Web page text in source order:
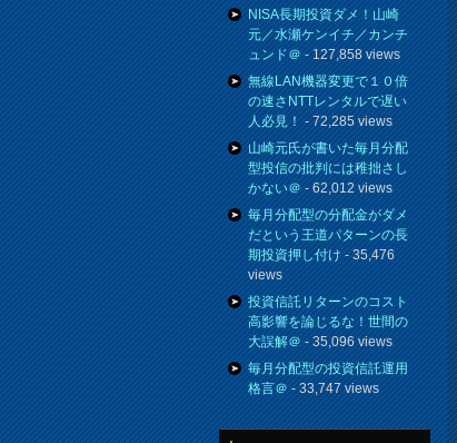
NISA長期投資ダメ！山崎
元／水瀬ケンイチ／カンチ
ュンド＠- 127,858 views
無線LAN機器変更で１０倍
の速さNTTレンタルで遅い
人必見！- 72,285 views
山崎元氏が書いた毎月分配
型投信の批判には稚拙さし
かない＠- 62,012 views
毎月分配型の分配金がダメ
だという王道パターンの長
期投資押し付け- 35,476
views
投資信託リターンのコスト
高影響を論じるな！世間の
大誤解＠- 35,096 views
毎月分配型の投資信託運用
格言＠- 33,747 views